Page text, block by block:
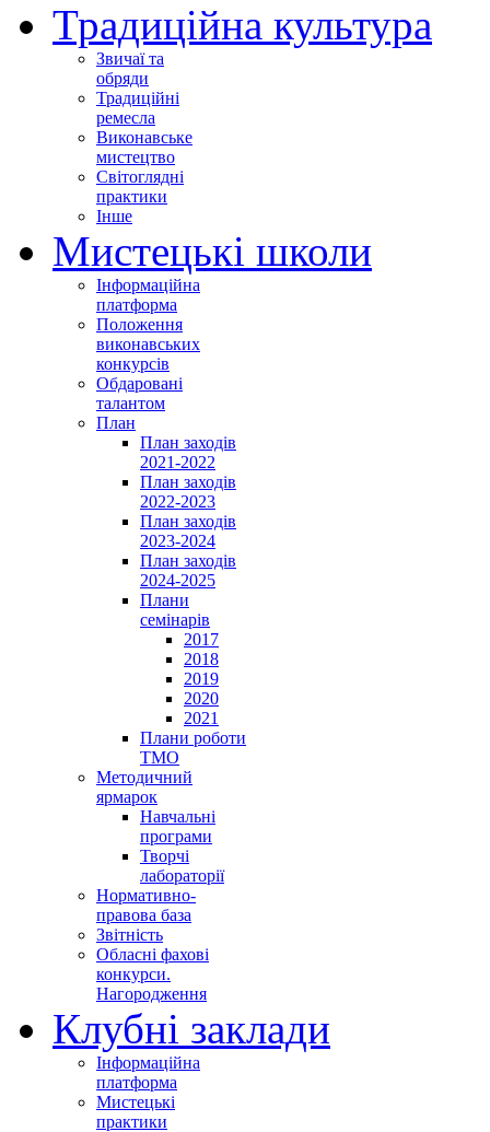
Традиційна культура
Звичаї та
обряди
Традиційні
ремесла
Виконавське
мистецтво
Світоглядні
практики
Інше
Мистецькі школи
Інформаційна
платформа
Положення
виконавських
конкурсів
Обдаровані
талантом
План
План заходів
2021-2022
План заходів
2022-2023
План заходів
2023-2024
План заходів
2024-2025
Плани
семінарів
2017
2018
2019
2020
2021
Плани роботи
ТМО
Методичний
ярмарок
Навчальні
програми
Творчі
лабораторії
Нормативно-
правова база
Звітність
Обласні фахові
конкурси.
Нагородження
Клубні заклади
Інформаційна
платформа
Мистецькі
практики